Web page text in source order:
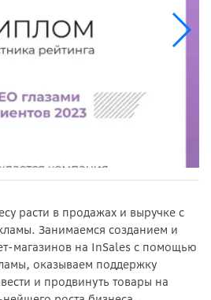
расти в продажах и выручке с
Занимаемся созданием и
магазинов на InSales с помощью
оказываем поддержку
и продвинуть товары на